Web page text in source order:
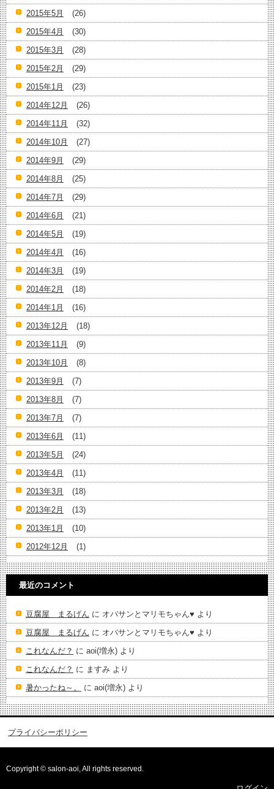
2015年5月
(26)
2015年4月
(30)
2015年3月
(28)
2015年2月
(29)
2015年1月
(23)
2014年12月
(26)
2014年11月
(32)
2014年10月
(27)
2014年9月
(29)
2014年8月
(25)
2014年7月
(29)
2014年6月
(21)
2014年5月
(19)
2014年4月
(16)
2014年3月
(19)
2014年2月
(18)
2014年1月
(16)
2013年12月
(18)
2013年11月
(9)
2013年10月
(8)
2013年9月
(7)
2013年8月
(7)
2013年7月
(7)
2013年6月
(11)
2013年5月
(24)
2013年4月
(11)
2013年3月
(18)
2013年2月
(13)
2013年1月
(10)
2012年12月
(1)
最近のコメント
豆腐屋 まるげん に オバサンとマリモちゃん♥️ より
豆腐屋 まるげん に オバサンとマリモちゃん♥️ より
これなんだ？ に aoi(増永) より
これなんだ？ に ますみ より
暑かったね～。
に aoi(増永) より
プライバシーポリシー
Copyright © salon-aoi, All rights reserved.